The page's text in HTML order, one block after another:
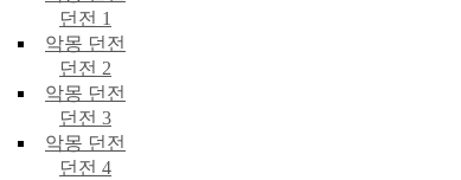
던전 1
악몽 던전
던전 2
악몽 던전
던전 3
악몽 던전
던전 4